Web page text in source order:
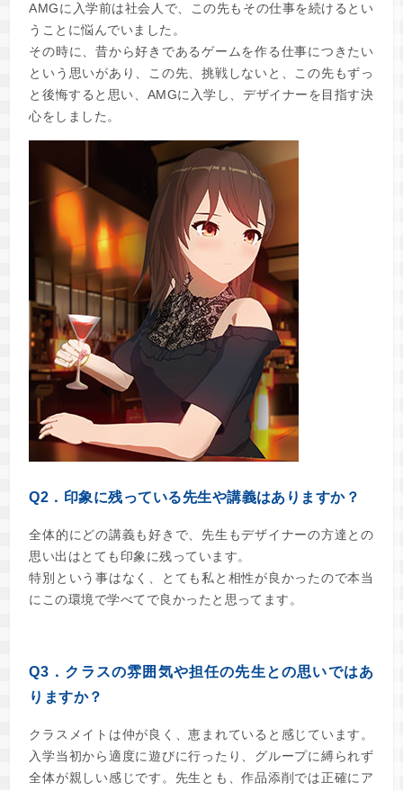
AMGに入学前は社会人で、この先もその仕事を続けるとい
うことに悩んでいました。
その時に、昔から好きであるゲームを作る仕事につきたい
という思いがあり、この先、挑戦しないと、この先もずっ
と後悔すると思い、AMGに入学し、デザイナーを目指す決
心をしました。
Q2．印象に残っている先生や講義はありますか？
全体的にどの講義も好きで、先生もデザイナーの方達との
思い出はとても印象に残っています。
特別という事はなく、とても私と相性が良かったので本当
にこの環境で学べてで良かったと思ってます。
Q3．クラスの雰囲気や担任の先生との思いではあ
りますか？
クラスメイトは仲が良く、恵まれていると感じています。
入学当初から適度に遊びに行ったり、グループに縛られず
全体が親しい感じです。先生とも、作品添削では正確にア